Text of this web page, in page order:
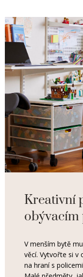
Kreativní
V menším bytě
věcí. Vytvořte si v
na hraní s